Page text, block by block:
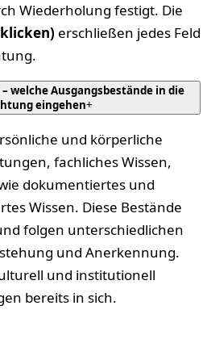
Wiederholung festigt. Die
erschließen jedes Feld
welche Ausgangsbestände in die
eingehen+
und körperliche
fachliches Wissen,
dokumentiertes und
Wissen. Diese Bestände
folgen unterschiedlichen
und Anerkennung.
und institutionell
bereits in sich.